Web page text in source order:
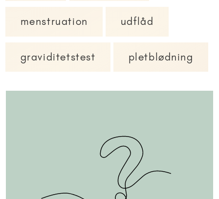
menstruation udflåd
graviditetstest pletblødning